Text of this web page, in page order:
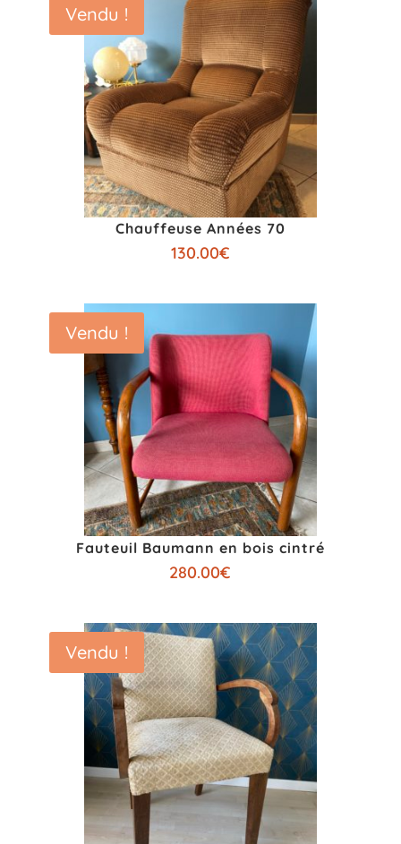
Chauffeuse Années 70
130.00€
Vendu !
Fauteuil Baumann en bois cintré
280.00€
Vendu !
Vendu !